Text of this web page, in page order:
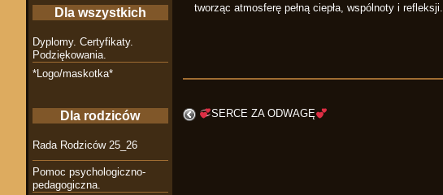
tworząc atmosferę pełną ciepła, wspólnoty i
SERCE ZA ODWAGĘ
Dla wszystkich
Dyplomy. Certyfikaty.
Podziękowania.
*Logo/maskotka*
Dla rodziców
Rada Rodziców 25_26
Pomoc psychologiczno-
pedagogiczna.